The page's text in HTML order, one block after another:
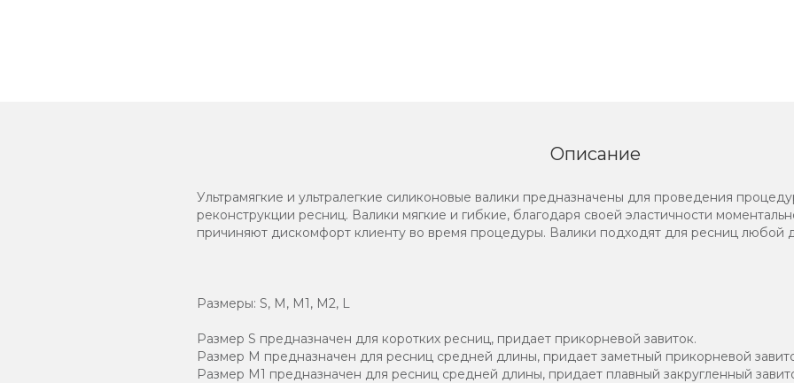
Описание
Ультрамягкие и ультралегкие силиконовые валики предназначены для проведения
реконструкции ресниц. Валики мягкие и гибкие, благодаря своей эластичности
причиняют дискомфорт клиенту во время процедуры. Валики подходят для ресниц любой
Размеры: S, M, M1, M2, L
Размер S предназначен для коротких ресниц, придает прикорневой завиток.
Размер M предназначен для ресниц средней длины, придает заметный прикорневой
Размер M1 предназначен для ресниц средней длины, придает плавный закругленный